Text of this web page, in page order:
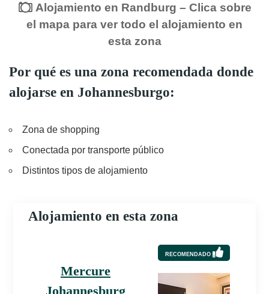
Alojamiento en Randburg – Clica sobre
el mapa para ver todo el alojamiento en
esta zona
Por qué es una zona recomendada donde
alojarse en Johannesburgo:
Zona de shopping
Conectada por transporte público
Distintos tipos de alojamiento
Alojamiento en esta zona
RECOMENDADO
Mercure
Johannesburg